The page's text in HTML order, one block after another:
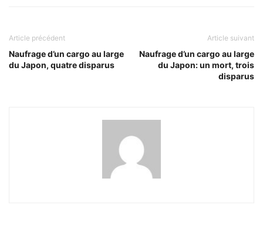
Article précédent
Naufrage d’un cargo au large
du Japon, quatre disparus
Article suivant
Naufrage d’un cargo au large
du Japon: un mort, trois
disparus